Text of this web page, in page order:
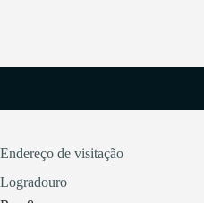
Endereço de visitação
Logradouro